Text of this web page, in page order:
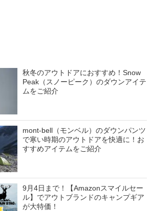
秋冬のアウトドアにおすすめ！Snow
Peak（スノーピーク）のダウンアイテ
ムをご紹介
mont-bell（モンベル）のダウンパンツ
で寒い時期のアウトドアを快適に！お
すすめアイテムをご紹介
9月4日まで！【Amazonスマイルセー
ル】でアウトブランドのキャンプギア
が大特価！